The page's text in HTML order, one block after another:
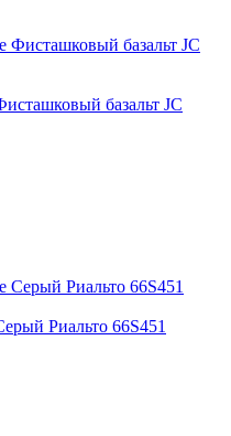
базальт JC
Риальто 66S451